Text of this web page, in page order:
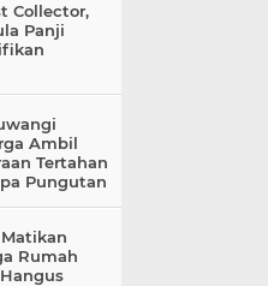
Collector,
Panji
Ambil
Tertahan
Pungutan
Rumah